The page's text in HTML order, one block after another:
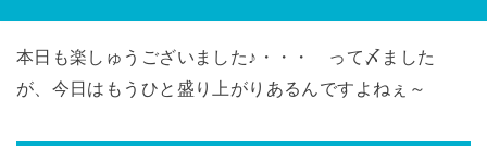
本日も楽しゅうございました♪・・・ って〆ました
が、今日はもうひと盛り上がりあるんですよねぇ～